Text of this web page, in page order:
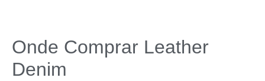
Onde Comprar Leather
Denim